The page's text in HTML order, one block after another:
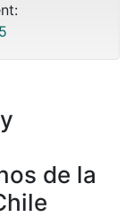
de la